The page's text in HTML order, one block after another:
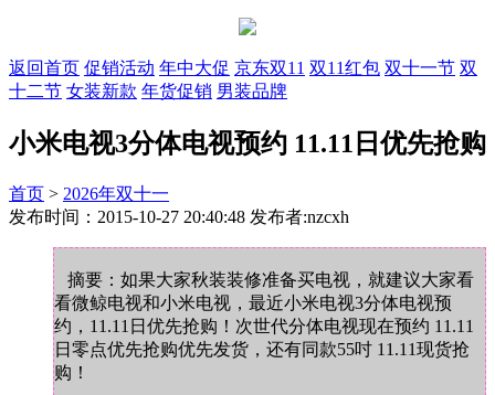
返回首页 促销活动 年中大促 京东双11 双11红包 双十一节 双
十二节 女装新款 年货促销 男装品牌
小米电视3分体电视预约 11.11日优先抢购
首页 > 2026年双十一
发布时间：2015-10-27 20:40:48 发布者:nzcxh
摘要：如果大家秋装装修准备买电视，就建议大家看
看微鲸电视和小米电视，最近小米电视3分体电视预
约，11.11日优先抢购！次世代分体电视现在预约 11.11
日零点优先抢购优先发货，还有同款55吋 11.11现货抢
购！